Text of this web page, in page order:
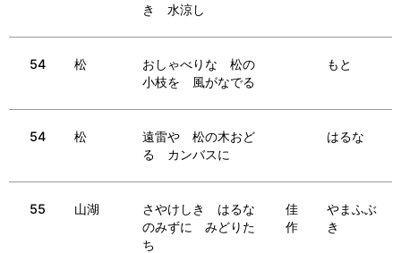
き 水涼し
54 松
おしゃべりな 松の
小枝を 風がなでる
もと
54 松
遠雷や 松の木おど
る カンバスに
はるな
55 山湖
さやけしき はるな
のみずに みどりた
ち
佳
作
やまふぶ
き